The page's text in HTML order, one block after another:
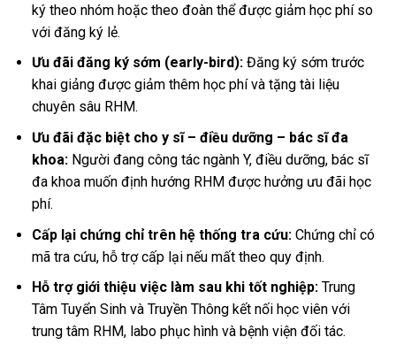
ký theo nhóm hoặc theo đoàn thể được giảm học phí so
với đăng ký lẻ.
Ưu đãi đăng ký sớm (early-bird):Đăng ký sớm trước
khai giảng được giảm thêm học phí và tặng tài liệu
chuyên sâu RHM.
Ưu đãi đặc biệt cho y sĩ – điều dưỡng – bác sĩ đa
khoa:Người đang công tác ngành Y, điều dưỡng, bác sĩ
đa khoa muốn định hướng RHM được hưởng ưu đãi học
phí.
Cấp lại chứng chỉ trên hệ thống tra cứu:Chứng chỉ có
mã tra cứu, hỗ trợ cấp lại nếu mất theo quy định.
Hỗ trợ giới thiệu việc làm sau khi tốt nghiệp:Trung
Tâm Tuyển Sinh và Truyền Thông kết nối học viên với
trung tâm RHM, labo phục hình và bệnh viện đối tác.